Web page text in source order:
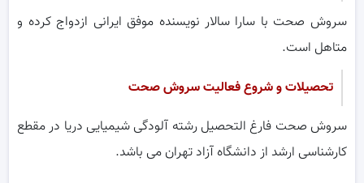
سروش صحت با سارا سالار نویسنده موفق ایرانی ازدواج کرده و
متاهل است.
تحصیلات و شروع فعالیت سروش صحت
سروش صحت فارغ التحصیل رشته آلودگی شیمیایی دریا در مقطع
کارشناسی ارشد از دانشگاه آزاد تهران می باشد.